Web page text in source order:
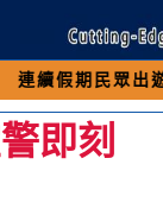
出遊可先撥打
即刻